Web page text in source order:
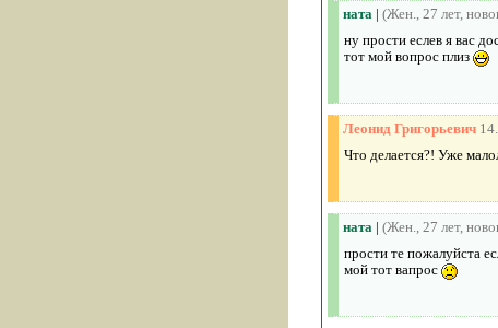
ната | (Жен., 27 лет,
ну прости еслев я вас
тот мой вопрос плиз
Леонид Григорьевич
Что делается?! Уже
ната | (Жен., 27 лет,
прости те пожалуйста
мой тот вапрос